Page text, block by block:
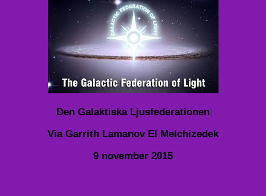
Den Galaktiska Ljusfederationen
Via Garrith Lamanov El Melchizedek
9 november 2015